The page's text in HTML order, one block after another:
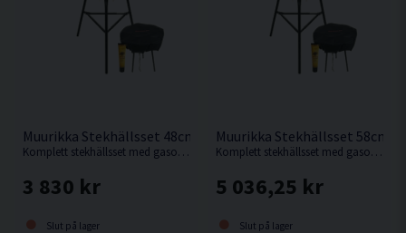
Muurikka Stekhällsset 48cm Pro Inkl Lock
Komplett stekhällsset med gasolbrännare D350 Pro.
3 830 kr
Slut på lager
Muurikka Stekhällsset 58cm
Komplett stekhällsset med gasolbrännare D400 Pro.
5 036,25 kr
Slut på lager